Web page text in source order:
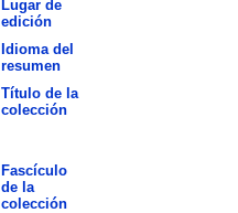
Lugar de
edición
Idioma del
resumen
Título de la
colección
Fascículo
de la
colección